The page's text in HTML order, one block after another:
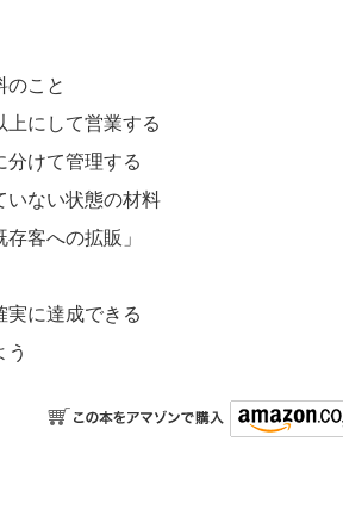
こと
にして営業する
けて管理する
ない状態の材料
客への拡販」
に達成できる
う